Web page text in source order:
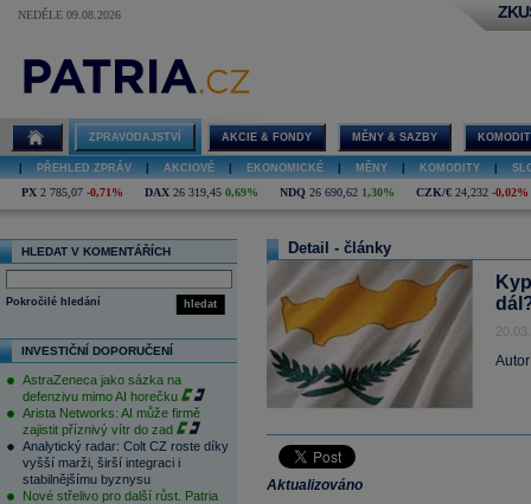
NEDĚLE 09.08.2026
ZPRAVODAJSTVÍ AKCIE & FONDY MĚNY & SAZBY
PŘEHLED ZPRÁV AKCIOVÉ EKONOMICKÉ MĚNY KOMODITY
PX 2 785,07 -0,71% DAX 26 319,45 0,69% NDQ 26 690,62 1,30% CZK/€ 24,232 -0,02%
HLEDAT V KOMENTÁŘÍCH
hledat
Pokročilé hledání
INVESTIČNÍ DOPORUČENÍ
AstraZeneca jako sázka na
defenzivu mimo AI horečku
Arista Networks: AI může firmě
zajistit příznivý vítr do zad
Analytický radar: Colt CZ roste díky
vyšší marži, širší integraci i
stabilnějšímu byznysu
Nové střelivo pro další růst. Patria
Detail - články
Aktualizováno